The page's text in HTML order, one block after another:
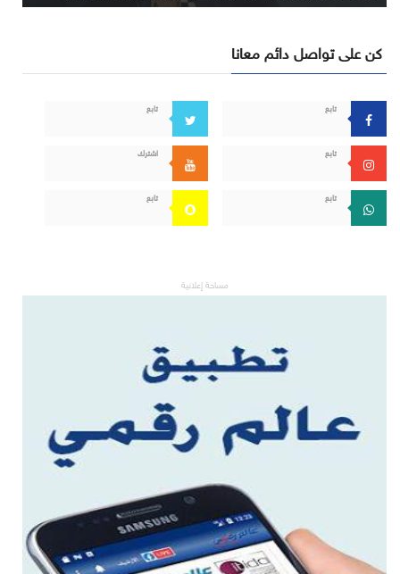
كن على تواصل دائم معانا
تابع تابع
تابع اشترك
تابع تابع
مساحة إعلانية